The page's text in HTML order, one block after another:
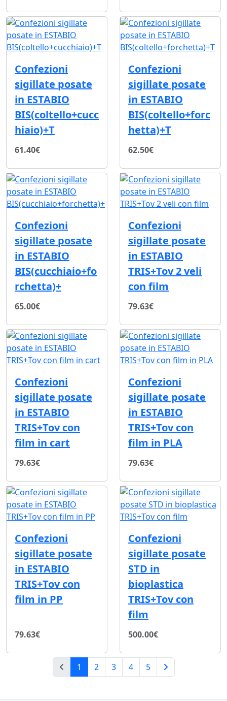
Confezioni
sigillate posate
in ESTABIO
BIS(coltello+cucc
hiaio)+T
61.40€
Confezioni
sigillate posate
in ESTABIO
BIS(coltello+forc
hetta)+T
62.50€
Confezioni
sigillate posate
in ESTABIO
BIS(cucchiaio+fo
rchetta)+
65.00€
Confezioni
sigillate posate
in ESTABIO
TRIS+Tov 2 veli
con film
79.63€
Confezioni
sigillate posate
in ESTABIO
TRIS+Tov con
film in cart
79.63€
Confezioni
sigillate posate
in ESTABIO
TRIS+Tov con
film in PLA
79.63€
Confezioni
sigillate posate
in ESTABIO
TRIS+Tov con
film in PP
79.63€
Confezioni
sigillate posate
STD in
bioplastica
TRIS+Tov con
film
500.00€
1 (current)
2 3 4
5